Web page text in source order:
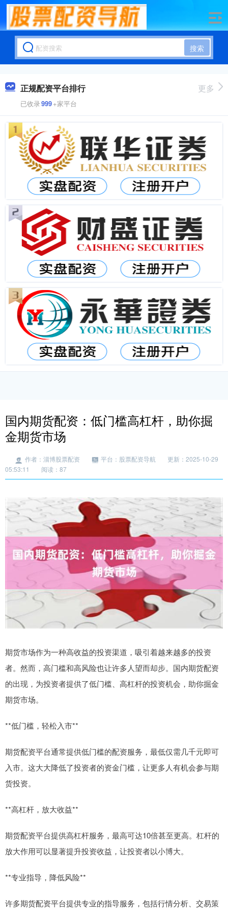
搜索
正规配资平台排行
已收录999+家平台
更多
国内期货配资：低门槛高杠杆，助你掘
金期货市场
作者：淄博股票配资 平台：股票配资导航
更新：2025-10-29
05:53:11
阅读：87
期货市场作为一种高收益的投资渠道，吸引着越来越多的投资
者。然而，高门槛和高风险也让许多人望而却步。国内期货配资
的出现，为投资者提供了低门槛、高杠杆的投资机会，助你掘金
期货市场。
**低门槛，轻松入市**
期货配资平台通常提供低门槛的配资服务，最低仅需几千元即可
入市。这大大降低了投资者的资金门槛，让更多人有机会参与期
货投资。
**高杠杆，放大收益**
期货配资平台提供高杠杆服务，最高可达10倍甚至更高。杠杆的
放大作用可以显著提升投资收益，让投资者以小博大。
**专业指导，降低风险**
许多期货配资平台提供专业的指导服务，包括行情分析、交易策